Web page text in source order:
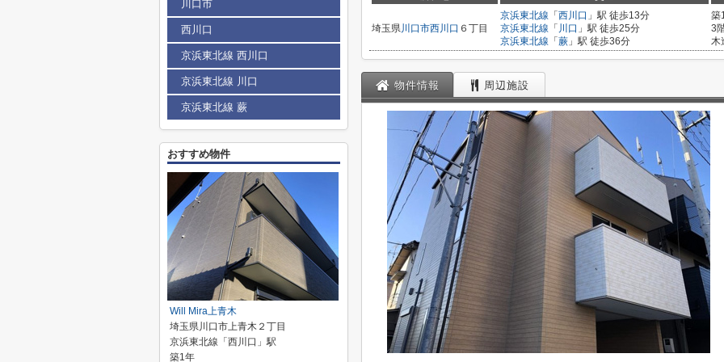
埼玉県川口市西川口 ６丁目
京浜東北線 「 西川口 」駅 徒歩13分
京浜東北線 「 川口 」駅 徒歩25分
京浜東北線 「 蕨 」駅 徒歩36分
築
3
木
物件情報 周辺施設
川口市
西川口
京浜東北線 西川口
京浜東北線 川口
京浜東北線 蕨
おすすめ物件
Will Mira上青木
埼玉県川口市上青木２丁目
京浜東北線「西川口」駅
築1年